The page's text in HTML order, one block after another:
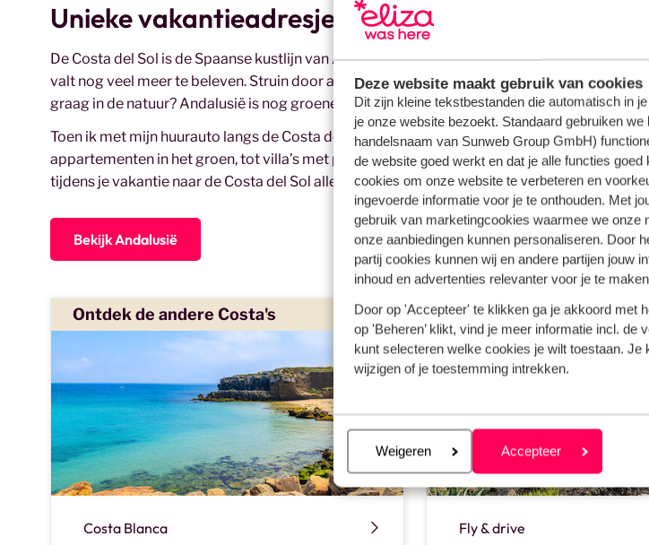
Deze website maakt gebruik van cookies
Dit zijn kleine tekstbestanden die automatisch in
je onze website bezoekt. Standaard gebruiken we
handelsnaam van Sunweb Group GmbH)
de website goed werkt en dat je alle functies
cookies om onze website te verbeteren en
ingevoerde informatie voor je te onthouden. Met
gebruik van marketingcookies waarmee we onze
onze aanbiedingen kunnen personaliseren. Door
partij cookies kunnen wij en andere partijen jouw
inhoud en advertenties relevanter voor je te
Door op 'Accepteer' te klikken ga je akkoord met
op 'Beheren’ klikt, vind je meer informatie incl. de
kunt selecteren welke cookies je wilt toestaan.
wijzigen of je toestemming intrekken.
Beheren
Weigeren Accepteer
Unieke vakantieadresjes in Spanje
De Costa del Sol is de Spaanse kustlijn van Andalusië die reikt van Gibraltar tot Almería.
valt nog veel meer te beleven. Struin door authentieke dorpjes als Ronda en Nerja of
graag in de natuur? Andalusië is nog groener dan Alicante en kent uitgestrekte valleien,
Toen ik met mijn huurauto langs de Costa del Sol reed, stuitte ik op zoveel onontdekte
appartementen in het groen, tot villa’s met privézwembad. Andalusië heeft het allemaal!
tijdens je vakantie naar de Costa del Sol alle uithoeken van de streek verkennen; van
Bekijk Andalusië
Ontdek de andere Costa's
Costa Blanca
Meer vakanties in Spanje
Fly & drive